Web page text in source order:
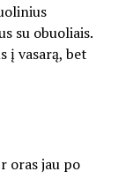
su obuoliais.
į vasarą, bet
oras jau po